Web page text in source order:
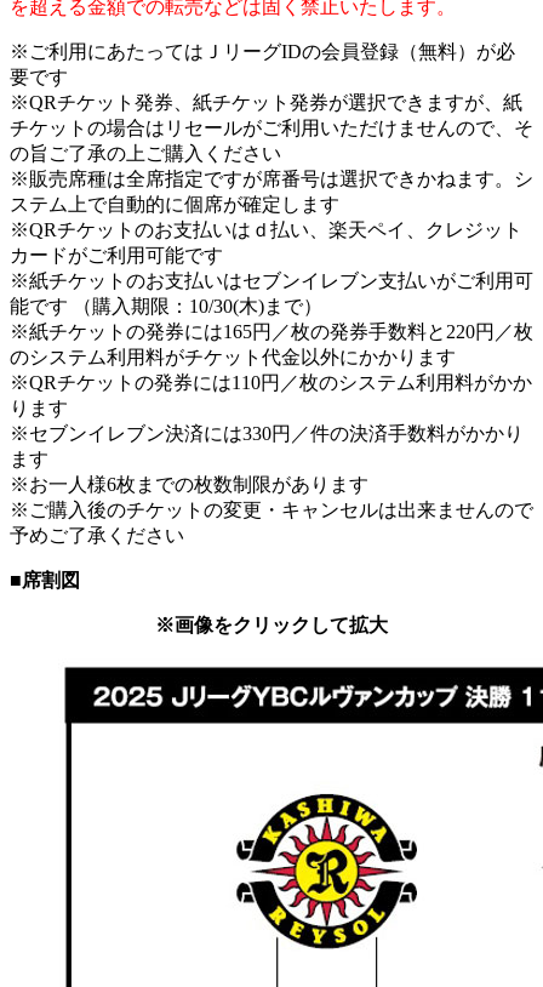
を超える金額での転売などは固く禁止いたします。
※ご利用にあたってはＪリーグIDの会員登録（無料）が必
要です
※QRチケット発券、紙チケット発券が選択できますが、紙
チケットの場合はリセールがご利用いただけませんので、そ
の旨ご了承の上ご購入ください
※販売席種は全席指定ですが席番号は選択できかねます。シ
ステム上で自動的に個席が確定します
※QRチケットのお支払いはｄ払い、楽天ペイ、クレジット
カードがご利用可能です
※紙チケットのお支払いはセブンイレブン支払いがご利用可
能です （購入期限：10/30(木)まで）
※紙チケットの発券には165円／枚の発券手数料と220円／枚
のシステム利用料がチケット代金以外にかかります
※QRチケットの発券には110円／枚のシステム利用料がかか
ります
※セブンイレブン決済には330円／件の決済手数料がかかり
ます
※お一人様6枚までの枚数制限があります
※ご購入後のチケットの変更・キャンセルは出来ませんので
予めご了承ください
■席割図
※画像をクリックして拡大